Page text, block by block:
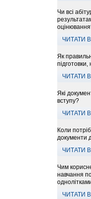
Чи всі
ЧИТАТИ
Як
ЧИТАТИ
Які
вступу?
ЧИТАТИ
Коли
документи
ЧИТАТИ
Чим
навчання
ЧИТАТИ